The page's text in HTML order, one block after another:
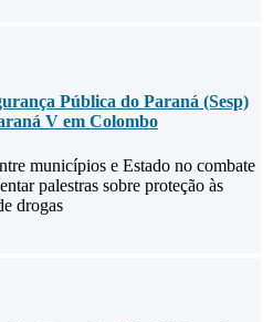
Pública do Paraná (Sesp)
V em Colombo
municípios e Estado no combate
palestras sobre proteção às
drogas